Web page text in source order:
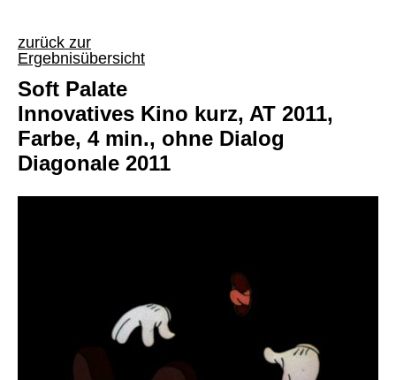
zurück zur
Ergebnisübersicht
Soft Palate
Innovatives Kino kurz, AT 2011,
Farbe, 4 min., ohne Dialog
Diagonale 2011